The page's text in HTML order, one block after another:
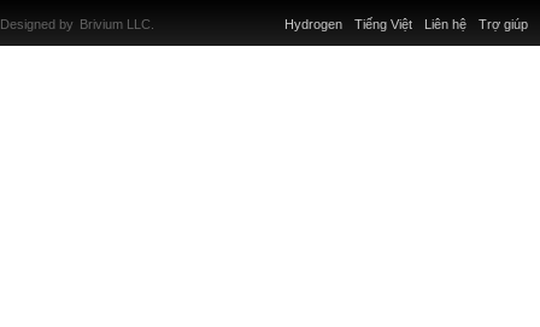
Liên hệ Trợ giúp
Hydrogen Tiếng Việt
Designed by Brivium LLC.